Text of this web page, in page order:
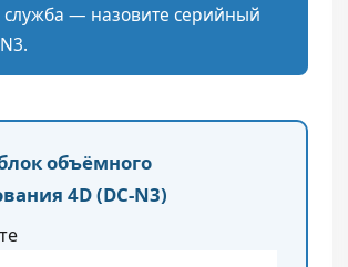
служба — назовите серийный
объёмного
4D (DC-N3)